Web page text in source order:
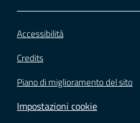
Accessibilità
Credits
Piano di miglioramento del sito
Impostazioni cookie